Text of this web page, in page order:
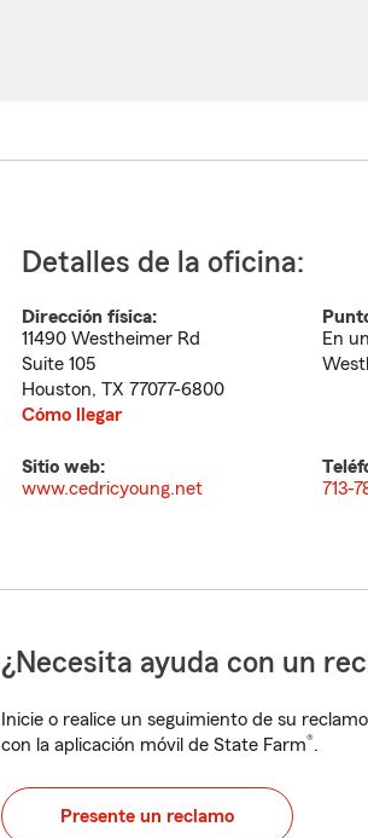
Detalles de la oficina:
Dirección física:
11490 Westheimer Rd
Suite 105
Houston, TX 77077-6800
Cómo llegar
En
Sitio web:
www.cedricyoung.net
713-
¿Necesita ayuda con un
Inicie o realice un seguimiento de su
con la aplicación móvil de State Farm®.
Presente un reclamo